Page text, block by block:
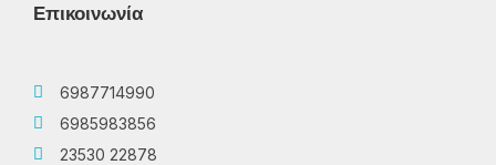
Επικοινωνία
6987714990
6985983856
23530 22878